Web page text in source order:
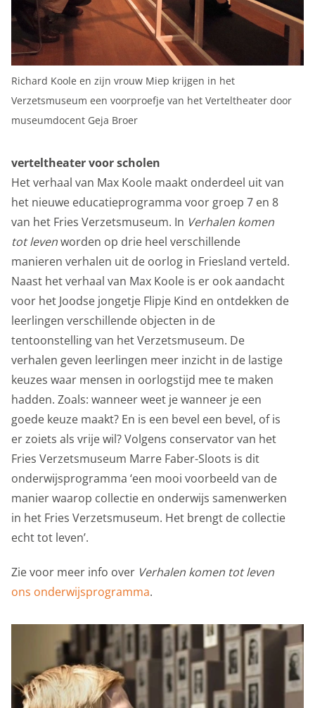
Richard Koole en zijn vrouw Miep krijgen in het
Verzetsmuseum een voorproefje van het Verteltheater door
museumdocent Geja Broer
verteltheater voor scholen
Het verhaal van Max Koole maakt onderdeel uit van
het nieuwe educatieprogramma voor groep 7 en 8
van het Fries Verzetsmuseum. In Verhalen komen
tot levenworden op drie heel verschillende
manieren verhalen uit de oorlog in Friesland verteld.
Naast het verhaal van Max Koole is er ook aandacht
voor het Joodse jongetje Flipje Kind en ontdekken de
leerlingen verschillende objecten in de
tentoonstelling van het Verzetsmuseum. De
verhalen geven leerlingen meer inzicht in de lastige
keuzes waar mensen in oorlogstijd mee te maken
hadden. Zoals: wanneer weet je wanneer je een
goede keuze maakt? En is een bevel een bevel, of is
er zoiets als vrije wil? Volgens conservator van het
Fries Verzetsmuseum Marre Faber-Sloots is dit
onderwijsprogramma ‘een mooi voorbeeld van de
manier waarop collectie en onderwijs samenwerken
in het Fries Verzetsmuseum. Het brengt de collectie
echt tot leven’.
Zie voor meer info over Verhalen komen tot leven
ons onderwijsprogramma.
ook gebruik van cookies van YouTube, Facebook en
Instagram, zodat je filmpjes en informatie kunt delen
met je vrienden via social media. Maakt opslag mogelijk,
zoals cookies (web) of apparaatidentificatoren (apps),
gerelateerd aan reclame.
Marketing cookies
We gebruiken marketingcookies voor personalisatie,
waarmee we jou de meest relevante advertenties
kunnen tonen. Die aanbiedingen baseren we op wat je
op de website bekijkt of op jouw persoonlijke interesses.
We maken ook gebruik van cookies van YouTube,
Facebook en Instagram, zodat je filmpjes en informatie
kunt delen met je vrienden via social media. Stelt
toestemming in voor gepersonaliseerde advertenties.
Personalisatie cookies
Gedeelde klantinformatie
We delen jouw klantgegevens met derde partijen, om
beter inzicht te krijgen in het functioneren van de
website en onze marketingkanalen. Stelt toestemming
in voor het verzenden van gebruikersgegevens naar
Google voor online advertentiedoeleinden.
Gedeelde klantinformatie